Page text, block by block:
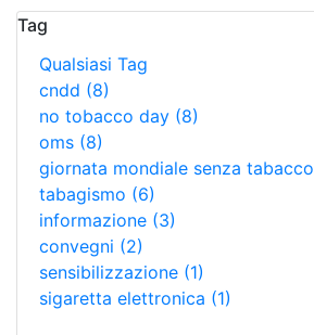
Tag
Qualsiasi Tag
cndd (8)
no tobacco day (8)
oms (8)
giornata mondiale senza tabacco
tabagismo (6)
informazione (3)
convegni (2)
sensibilizzazione (1)
sigaretta elettronica (1)